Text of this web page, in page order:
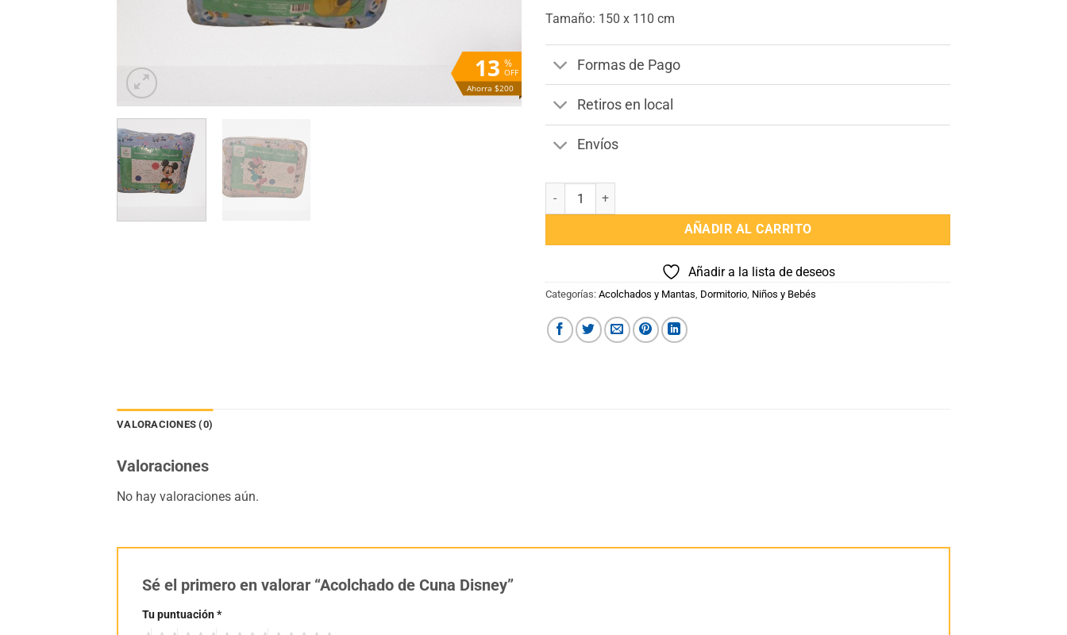
%
OFF
13
Ahorra $200
Tamaño: 150 x 110 cm
Formas de Pago
Retiros en local
Envíos
Acolchado de Cuna Disney cantidad
AÑADIR AL CARRITO
Añadir a la lista de deseos
Categorías: Acolchados y Mantas Dormitorio Niños y Bebés
VALORACIONES (0)
Valoraciones
No hay valoraciones aún.
Sé el primero en valorar “Acolchado de Cuna Disney”
Tu puntuación*